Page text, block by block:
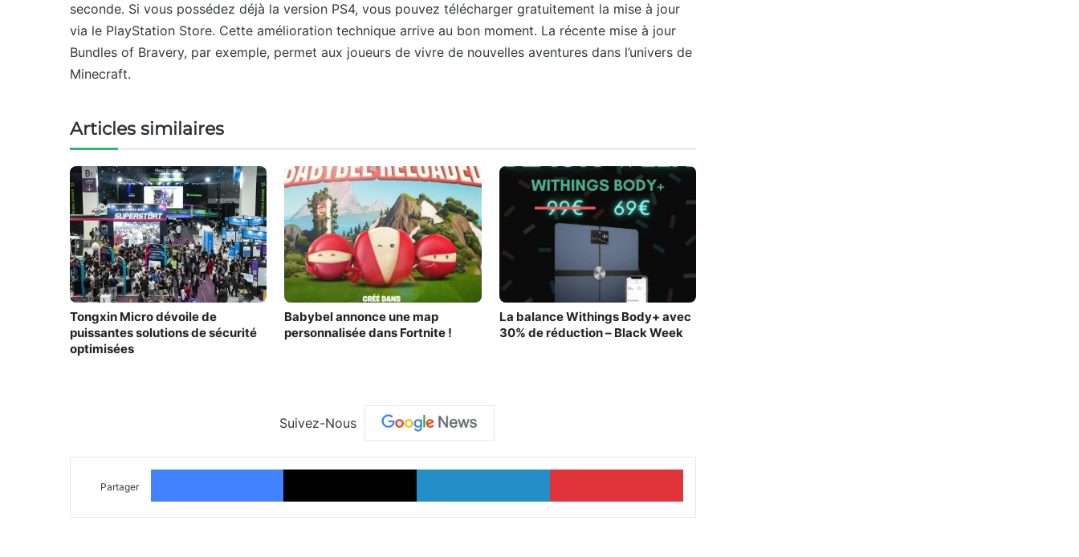
seconde. Si vous possédez déjà la version PS4, vous pouvez télécharger gratuitement la mise à jour
via le PlayStation Store. Cette amélioration technique arrive au bon moment. La récente mise à jour
Bundles of Bravery, par exemple, permet aux joueurs de vivre de nouvelles aventures dans l’univers de
Minecraft.
Articles similaires
Tongxin Micro dévoile de
puissantes solutions de sécurité
optimisées
Babybel annonce une map
personnalisée dans Fortnite !
La balance Withings Body+ avec
30% de réduction – Black Week
Suivez-Nous
Partager
Facebook X Linkedin Pinterest